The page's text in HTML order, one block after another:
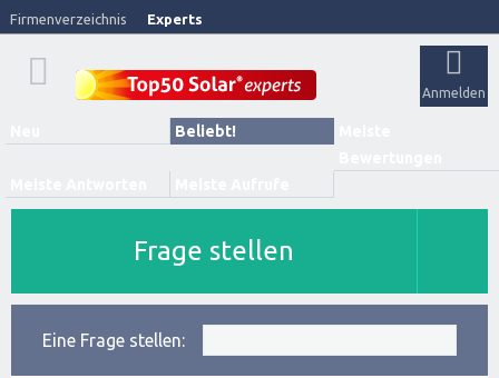
Firmenverzeichnis Experts
Anmelden
Beliebt!
Frage stellen
Eine Frage stellen: